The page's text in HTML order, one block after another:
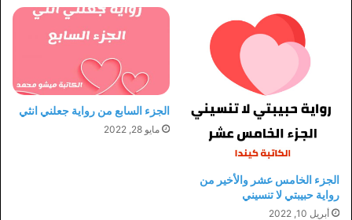
الجزء الخامس عشر والأخير من
رواية حبيبتي لا تنسيني
أبريل 10, 2022
الجزء السابع من رواية جعلني انثي
مايو 28, 2022